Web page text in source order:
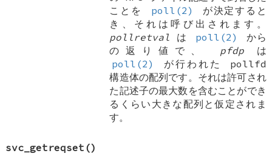
ことを
poll(2)
が決定すると
き、それは呼び出されます。
pollretval は poll(2)
から
の返り値で、 pfdpは
poll(2)
が行われた pollfd
構造体の配列です。それは許可され
た記述子の最大数を含むことができ
るくらい大きな配列と仮定されま
す。
svc_getreqset ()